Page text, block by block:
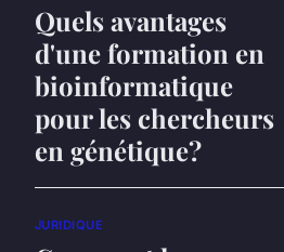
Quels avantages
d'une formation en
bioinformatique
pour les chercheurs
en génétique?
JURIDIQUE